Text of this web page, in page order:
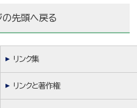
の先頭へ戻る
リンク集
リンクと著作権